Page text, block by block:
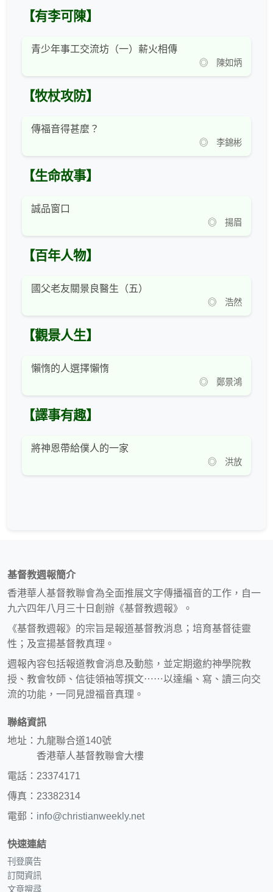
【有李可陳】
青少年事工交流坊（一）薪火相傳
◎ 陳如炳
【牧杖攻防】
傳福音得甚麼？
◎ 李錦彬
【生命故事】
誠品窗口
◎ 揚眉
【百年人物】
國父老友關景良醫生（五）
◎ 浩然
【觀景人生】
懶惰的人選擇懶惰
◎ 鄭景鴻
【譯事有趣】
將神恩帶給僕人的一家
◎ 洪放
基督教週報簡介
香港華人基督教聯會為全面推展文字傳播福音的工作，自一
九六四年八月三十日創辦《基督教週報》。
《基督教週報》的宗旨是報道基督教消息；培育基督徒靈
性；及宣揚基督教真理。
週報內容包括報道教會消息及動態，並定期邀約神學院教
授、教會牧師、信徒領袖等撰文⋯⋯以達編、寫、讀三向交
流的功能，一同見證福音真理。
聯絡資訊
地址：九龍聯合道140號
香港華人基督教聯會大樓
電話：23374171
傳真：23382314
電郵： info@christianweekly.net
快速連結
刊登廣告
訂閱資訊
文章搜尋